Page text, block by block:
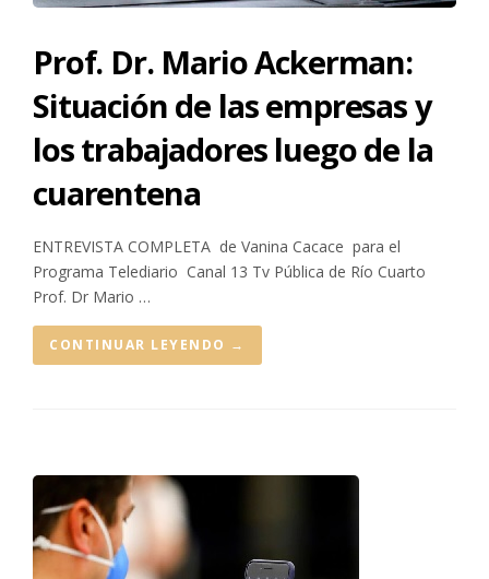
Prof. Dr. Mario Ackerman:
Situación de las empresas y
los trabajadores luego de la
cuarentena
ENTREVISTA COMPLETA de Vanina Cacace para el
Programa Telediario Canal 13 Tv Pública de Río Cuarto
Prof. Dr Mario …
CONTINUAR LEYENDO →